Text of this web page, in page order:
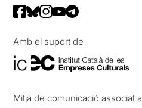
Amb el suport de
Mitjà de comunicació associat a